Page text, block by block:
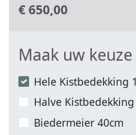
€650,00
Maak uw keuze
Hele Kistbedekking
Halve
Biedermeier 40cm